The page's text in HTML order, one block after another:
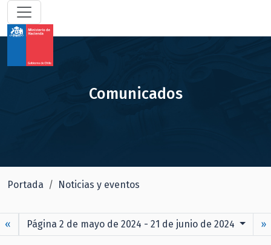
Comunicados
Portada Noticias y eventos
« Página 2 de mayo de 2024 - 21 de junio de 2024 »